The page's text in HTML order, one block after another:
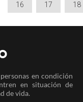
16 17 18
en condición
en situación de
de vida.